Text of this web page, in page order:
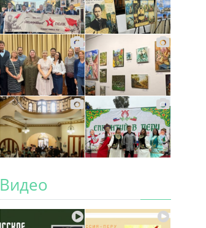
Видео